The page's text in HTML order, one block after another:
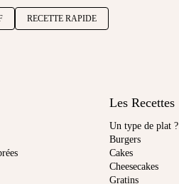
RECETTE RAPIDE
Les Recettes
Un type de plat ?
Burgers
Cakes
Cheesecakes
Gratins